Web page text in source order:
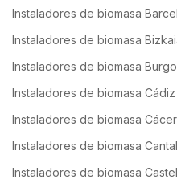
Instaladores de biomasa
Instaladores de biomasa
Instaladores de biomasa
Instaladores de biomasa Cádiz
Instaladores de biomasa
Instaladores de biomasa
Instaladores de biomasa